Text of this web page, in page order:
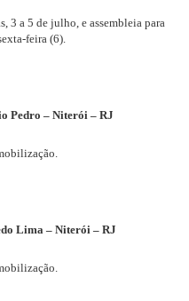
3 a 5 de julho, e assembleia para
feira (6).
Pedro – Niterói – RJ
Lima – Niterói – RJ